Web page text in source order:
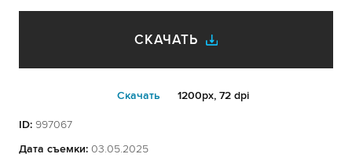
СКАЧАТЬ
Cкачать 1200px, 72 dpi
ID: 997067
Дата съемки: 03.05.2025